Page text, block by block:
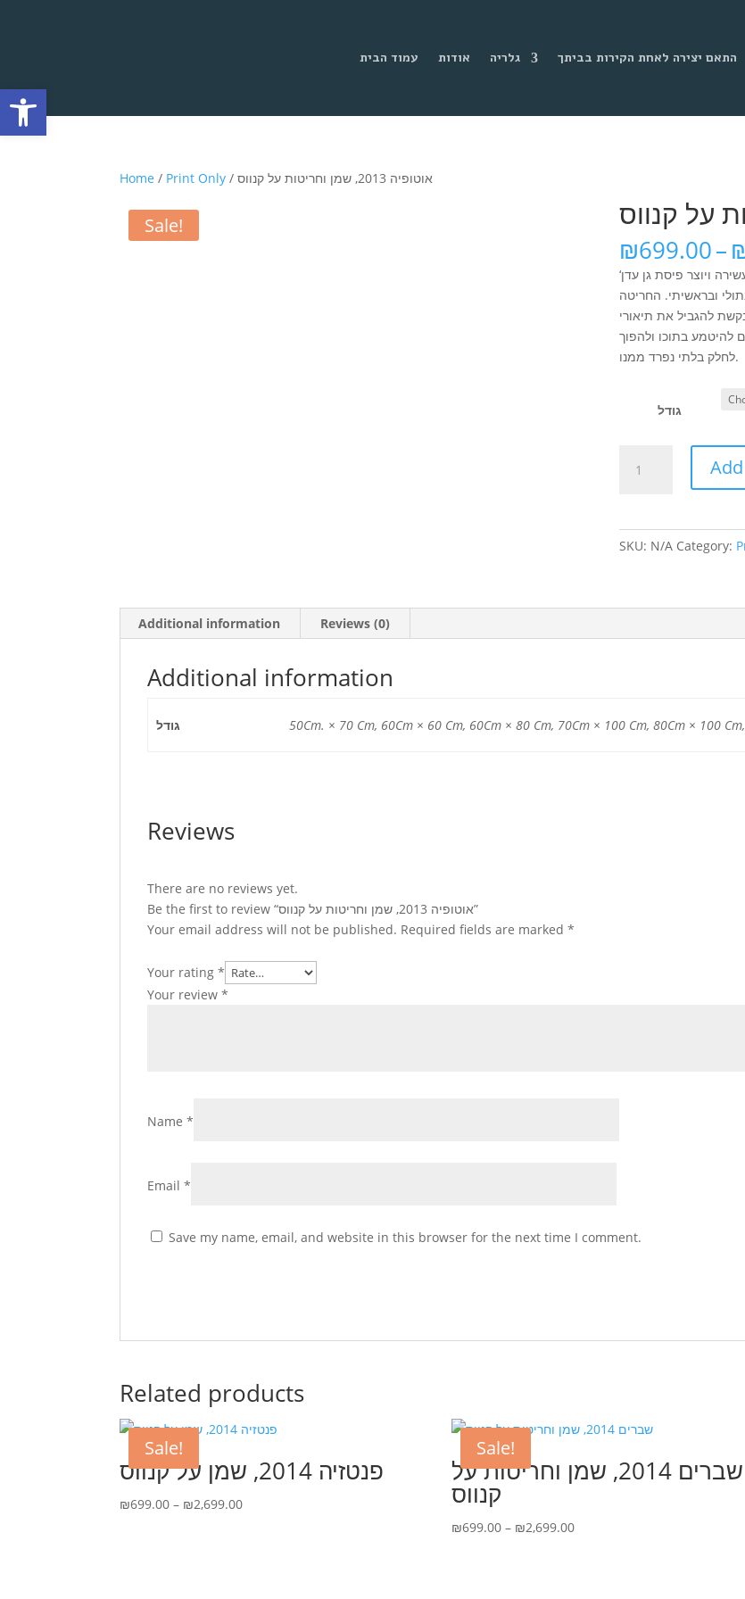
עמוד הבית אודות גלריה התאם יצירה לאחת הקירות בביתך
Home / Print Only / אוטופיה 2013, שמן וחריטות על קנווס
Sale!
₪699.00–
‘בונגלו’ חלומי השוכן בסמוך לחוף הים, מכוסה צמחייה טרופית עשירה ויוצר פיסת גן עדן
ובראשיתי. החריטה
להגביל את תיאורי
להיטמע בתוכו ולהפוך
לחלק בלתי נפרד ממנו.
גודל
SKU: N/A Category:
Additional information Reviews (0)
Additional information
גודל 50Cm. × 70 Cm, 60Cm × 60 Cm, 60Cm × 80 Cm, 70Cm × 100 Cm, 80Cm × 100
Reviews
There are no reviews yet.
Be the first to review “אוטופיה 2013, שמן וחריטות על קנווס”
Your email address will not be published. Required fields are marked*
Your rating*
Your review*
Name*
Email*
Save my name, email, and website in this browser for the next time I comment.
Related products
Sale!
פנטזיה 2014, שמן על קנווס
₪699.00 – ₪2,699.00Price
Sale!
שברים 2014, שמן וחריטות על
קנווס
₪699.00 – ₪2,699.00Price
Open toolbar